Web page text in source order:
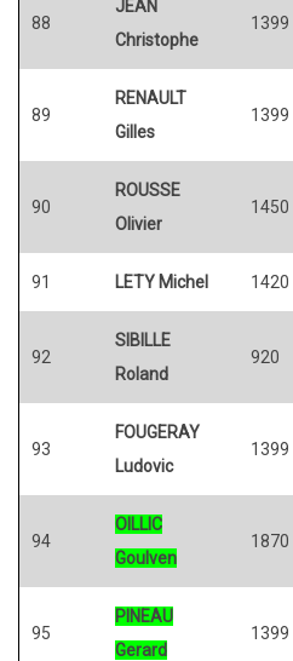
88
JEAN
Christophe
1399
89
RENAULT
Gilles
1399
90
ROUSSE
Olivier
1450
91 LETY Michel 1420
92
SIBILLE
Roland
920
93
FOUGERAY
Ludovic
1399
94
OILLIC
Goulven
1870
95
PINEAU
Gerard
1399